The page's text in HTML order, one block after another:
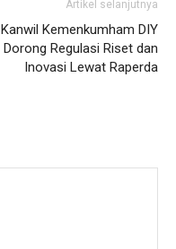
Artikel selanjutnya
Kanwil Kemenkumham DIY
Dorong Regulasi Riset dan
Inovasi Lewat Raperda